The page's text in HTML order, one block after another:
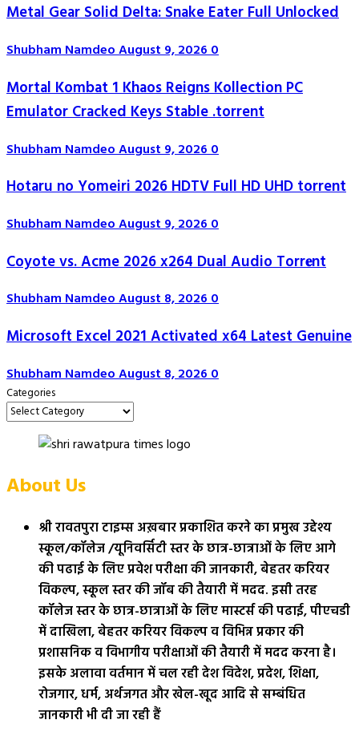
Metal Gear Solid Delta: Snake Eater Full Unlocked
Shubham NamdeoAugust 9, 20260
Mortal Kombat 1 Khaos Reigns Kollection PC
Emulator Cracked Keys Stable .torrent
Shubham NamdeoAugust 9, 20260
Hotaru no Yomeiri 2026 HDTV Full HD UHD torrent
Shubham NamdeoAugust 9, 20260
Coyote vs. Acme 2026 x264 Dual Audio Torr𝐞nt
Shubham NamdeoAugust 8, 20260
Microsoft Excel 2021 Activated x64 Latest Genuine
Shubham NamdeoAugust 8, 20260
Categories
About Us
श्री रावतपुरा टाइम्स अख़बार प्रकाशित करने का प्रमुख उद्देश्य
स्कूल/कॉलेज /यूनिवर्सिटी स्तर के छात्र-छात्राओं के लिए आगे
की पढाई के लिए प्रवेश परीक्षा की जानकारी, बेहतर करियर
विकल्प, स्कूल स्तर की जॉब की तैयारी में मदद. इसी तरह
कॉलेज स्तर के छात्र-छात्राओं के लिए मास्टर्स की पढाई, पीएचडी
में दाखिला, बेहतर करियर विकल्प व विभिन्न प्रकार की
प्रशासनिक व विभागीय परीक्षाओं की तैयारी में मदद करना है।
इसके अलावा वर्तमान में चल रही देश विदेश, प्रदेश, शिक्षा,
रोजगार, धर्म, अर्थजगत और खेल-खूद आदि से सम्बंधित
जानकारी भी दी जा रही हैं